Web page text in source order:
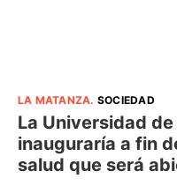
LA MATANZA. SOCIEDAD
La Universidad
inauguraría a fin
salud que será